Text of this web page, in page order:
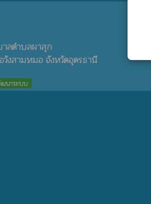
ลตำบลผาสุก
วังสามหมอ จังหวัดอุดรธานี
นาระบบ